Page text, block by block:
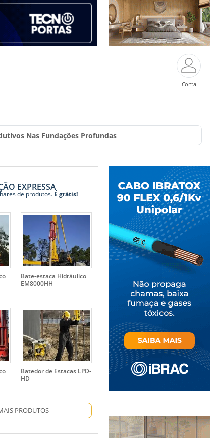
Conta
Nas Fundações Profundas
EXPRESSA
de produtos.É grátis!
Bate-estaca Hidráulico
EM8000HH
Batedor de Estacas LPD-
HD
PRODUTOS